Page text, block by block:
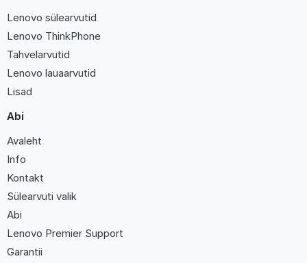
Lenovo sülearvutid
Lenovo ThinkPhone
Tahvelarvutid
Lenovo lauaarvutid
Lisad
Abi
Avaleht
Info
Kontakt
Sülearvuti valik
Abi
Lenovo Premier Support
Garantii